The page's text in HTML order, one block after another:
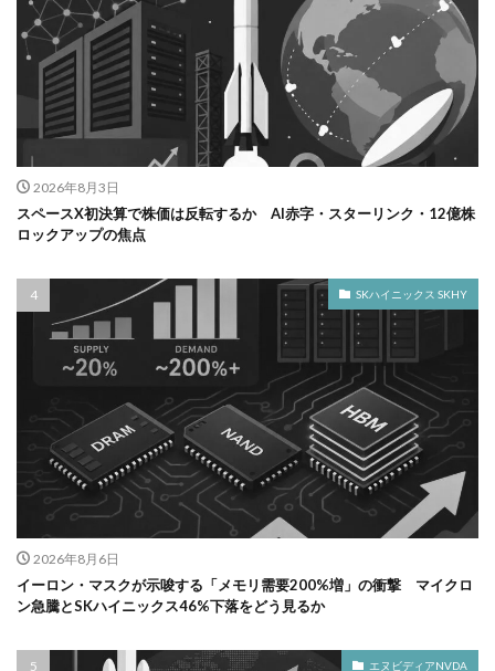
2026年8月3日
スペースX初決算で株価は反転するか AI赤字・スターリンク・12億株
ロックアップの焦点
SKハイニックス SKHY
2026年8月6日
イーロン・マスクが示唆する「メモリ需要200%増」の衝撃 マイクロ
ン急騰とSKハイニックス46%下落をどう見るか
エヌビディアNVDA